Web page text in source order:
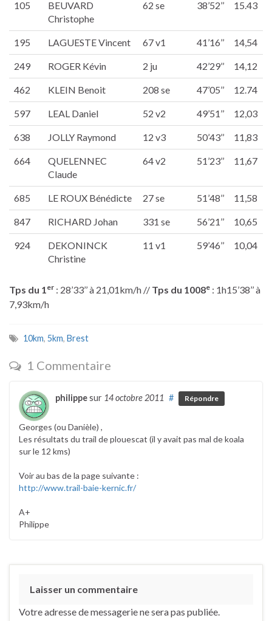
105
BEUVARD
Christophe
62 se 38’52’’ 15.43
195 LAGUESTE Vincent 67 v1 41’16’’ 14,54
249 ROGER Kévin 2 ju 42’29’’ 14,12
462 KLEIN Benoit 208 se 47’05’’ 12.74
597 LEAL Daniel 52 v2 49’51’’ 12,03
638 JOLLY Raymond 12 v3 50’43’’ 11,83
664
QUELENNEC
Claude
64 v2 51’23’’ 11,67
685 LE ROUX Bénédicte 27 se 51’48’’ 11,58
847 RICHARD Johan 331 se 56’21’’ 10,65
924
DEKONINCK
Christine
11 v1 59’46’’ 10,04
Tps du 1er : 28’33’’ à 21,01km/h // Tps du 1008e : 1h15’38’’ à
7,93km/h
10km, 5km, Brest
1 Commentaire
philippesur 14 octobre 2011 # Répondre
Georges (ou Danièle) ,
Les résultats du trail de plouescat (il y avait pas mal de koala
sur le 12 kms)
Voir au bas de la page suivante :
http://www.trail-baie-kernic.fr/
A+
Philippe
Laisser un commentaire
Votre adresse de messagerie ne sera pas publiée.